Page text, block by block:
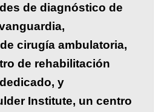
de diagnóstico de
cirugía ambulatoria,
de rehabilitación
dedicado, y
Institute, un centro